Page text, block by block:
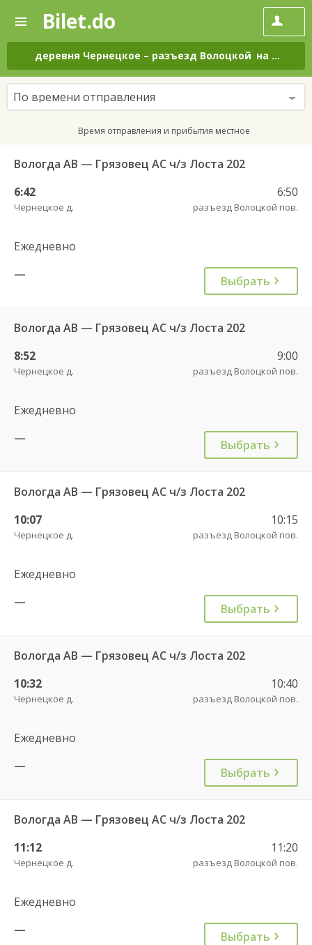
—
Поиск
и
покупка
билетов
на
автобус
онлайн
Bilet.do
деревня Чернецкое – разъезд Волоцкой на все дни
По времени отправления
Время отправления и прибытия местное
Вологда АВ — Грязовец АС ч/з Лоста 202
6:42
Чернецкое д.
6:50
разъезд Волоцкой пов.
Ежедневно
—
Выбрать
Вологда АВ — Грязовец АС ч/з Лоста 202
8:52
Чернецкое д.
9:00
разъезд Волоцкой пов.
Ежедневно
—
Выбрать
Вологда АВ — Грязовец АС ч/з Лоста 202
10:07
Чернецкое д.
10:15
разъезд Волоцкой пов.
Ежедневно
—
Выбрать
Вологда АВ — Грязовец АС ч/з Лоста 202
10:32
Чернецкое д.
10:40
разъезд Волоцкой пов.
Ежедневно
—
Выбрать
Вологда АВ — Грязовец АС ч/з Лоста 202
11:12
Чернецкое д.
11:20
разъезд Волоцкой пов.
Ежедневно
—
Выбрать